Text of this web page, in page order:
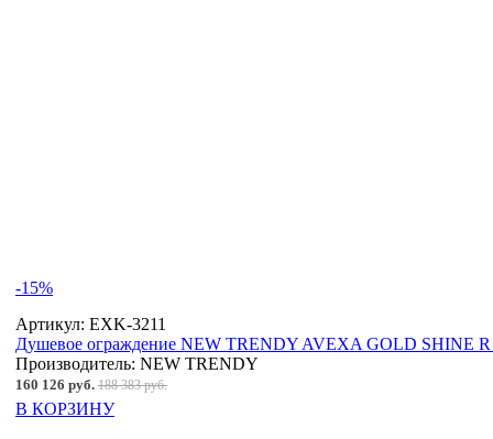
-15%
Артикул: EXK-3211
Душевое ограждение NEW TRENDY AVEXA GOLD SHINE R
Производитель: NEW TRENDY
160 126 руб. 188 383 руб.
В КОРЗИНУ